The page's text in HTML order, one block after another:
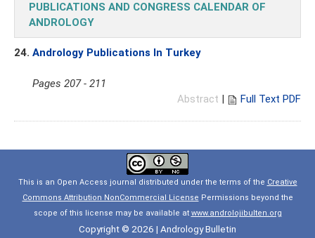
PUBLICATIONS AND CONGRESS CALENDAR OF
ANDROLOGY
24. Andrology Publications In Turkey
Pages 207 - 211
Abstract
Full Text PDF
This is an Open Access journal distributed under the terms of the Creative
Commons Attribution NonCommercial License Permissions beyond the
scope of this license may be available at www.androlojibulten.org
Copyright © 2026 | Andrology Bulletin